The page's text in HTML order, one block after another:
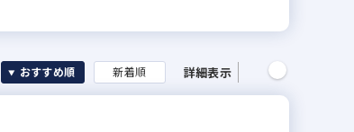
おすすめ順 新着順 詳細表示